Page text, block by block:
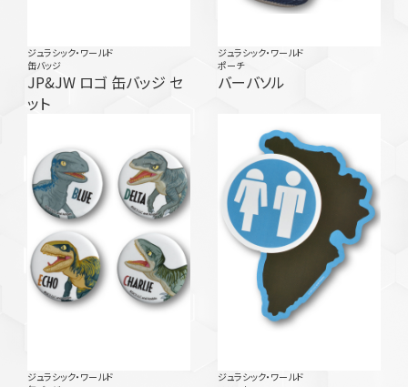
ジュラシック・ワールド
缶バッジ
JP&JW ロゴ 缶バッジ セ
ット
ジュラシック・ワールド
ポーチ
バーバソル
ジュラシック・ワールド
ジュラシック・ワールド